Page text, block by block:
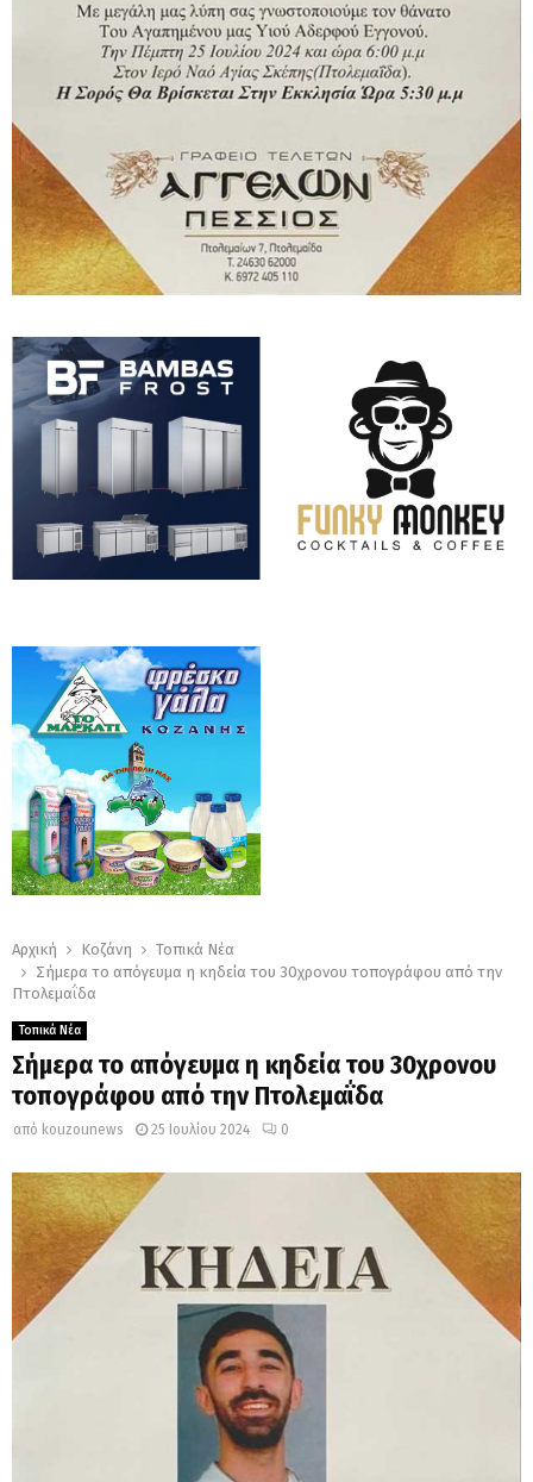
Αρχική Κοζάνη
Τοπικά Νέα
Σήμερα το απόγευμα η κηδεία του 30χρονου τοπογράφου από την
Πτολεμαΐδα
Τοπικά Νέα
Σήμερα το απόγευμα η κηδεία του 30χρονου
τοπογράφου από την Πτολεμαΐδα
από kouzounews 25 Ιουλίου 2024 0